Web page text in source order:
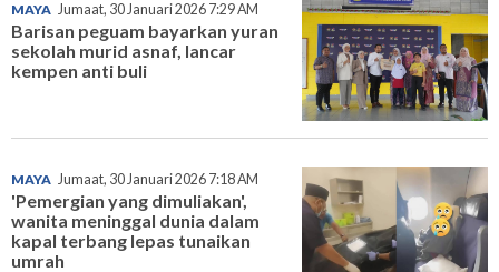
MAYA Jumaat, 30 Januari 2026 7:29 AM
Barisan peguam bayarkan yuran
sekolah murid asnaf, lancar
kempen anti buli
MAYA Jumaat, 30 Januari 2026 7:18 AM
'Pemergian yang dimuliakan',
wanita meninggal dunia dalam
kapal terbang lepas tunaikan
umrah